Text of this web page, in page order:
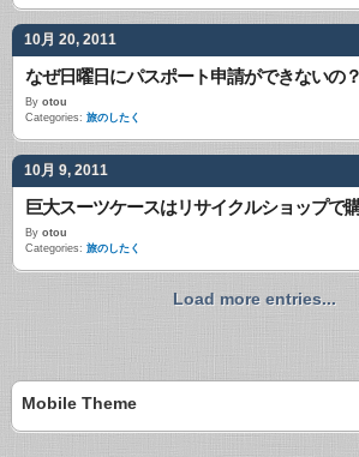
10月 20, 2011
なぜ日曜日にパスポート申請ができないの？
By otou
Categories: 旅のしたく
10月 9, 2011
巨大スーツケースはリサイクルショップで
By otou
Categories: 旅のしたく
Load more entries...
Mobile Theme